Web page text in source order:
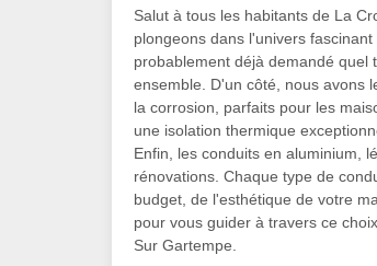
Salut à tous les habitants de La
plongeons dans l'univers
probablement déjà demandé quel
ensemble. D'un côté, nous avons
la corrosion, parfaits pour les
une isolation thermique
Enfin, les conduits en aluminium,
rénovations. Chaque type de
budget, de l'esthétique de votre
pour vous guider à travers ce
Sur Gartempe.